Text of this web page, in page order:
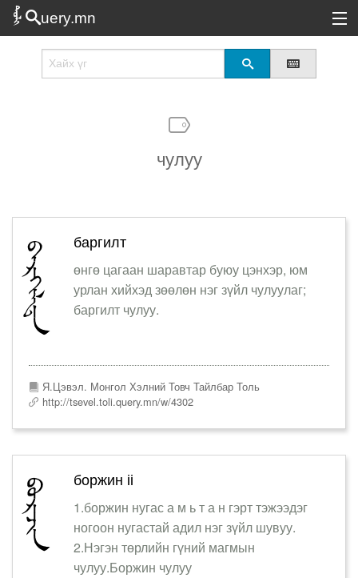
uery.mn
чулуу
баргилт
өнгө цагаан шаравтар буюу цэнхэр, юм
урлан хийхэд зөөлөн нэг зүйл чулуулаг;
баргилт чулуу.
Я.Цэвэл. Монгол Хэлний Товч Тайлбар Толь
http://tsevel.toli.query.mn/w/4302
боржин ii
1.боржин нугас а м ь т а н гэрт тэжээдэг
ногоон нугастай адил нэг зүйл шувуу.
2.Нэгэн төрлийн гүний магмын
чулуу.Боржин чулуу